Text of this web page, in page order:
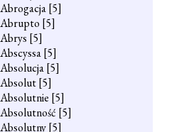
Abrogacja[5]
Abrupto [5]
Abrys [5]
Abscyssa[5]
Absolucja[5]
Absolut[5]
Absolutnie [5]
Absolutność [5]
Absolutny[5]